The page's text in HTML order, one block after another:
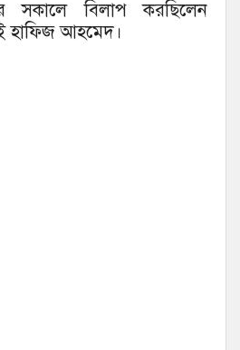
সকালে বিলাপ করছিলেন
হাফিজ আহমেদ।